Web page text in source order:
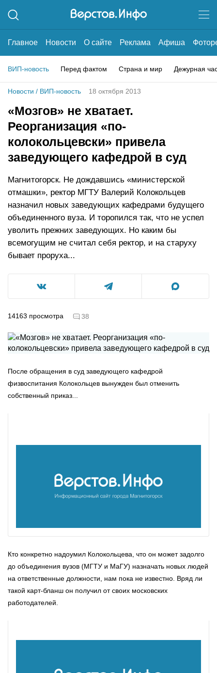
Главное Новости О сайте Реклама Афиша
ВИП-новость Перед фактом Страна и мир Дежурная
Новости / ВИП-новость 18 октября 2013
«Мозгов» не хватает.
Реорганизация «по-
колокольцевски» привела
заведующего кафедрой в суд
Магнитогорск. Не дождавшись «министерской
отмашки», ректор МГТУ Валерий Колокольцев
назначил новых заведующих кафедрами будущего
объединенного вуза. И торопился так, что не успел
уволить прежних заведующих. Но каким бы
всемогущим не считал себя ректор, и на старуху
бывает проруха...
14163 просмотра 38
После обращения в суд заведующего кафедрой
физвоспитания Колокольцев вынужден был отменить
собственный приказ...
Кто конкретно надоумил Колокольцева, что он может задолго
до объединения вузов (МГТУ и МаГУ) назначать новых людей
на ответственные должности, нам пока не известно. Вряд ли
такой карт-бланш он получил от своих московских
работодателей.